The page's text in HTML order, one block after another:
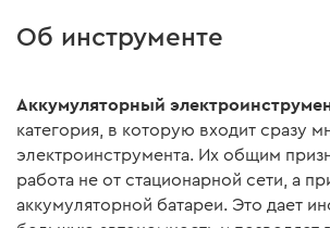
Об инструменте
Аккумуляторный
категория, в которую входит сразу
электроинструмента. Их общим
работа не от стационарной сети, а
аккумуляторной батареи. Это дает